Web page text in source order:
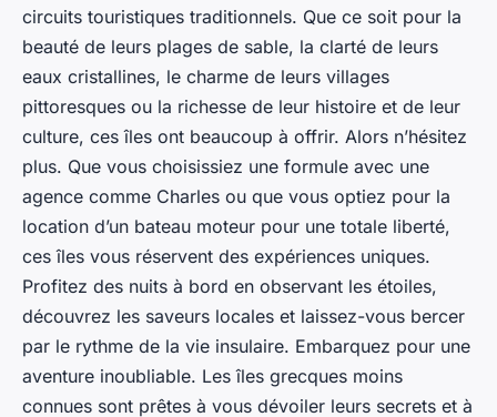
circuits touristiques traditionnels. Que ce soit pour la
beauté de leurs plages de sable, la clarté de leurs
eaux cristallines, le charme de leurs villages
pittoresques ou la richesse de leur histoire et de leur
culture, ces îles ont beaucoup à offrir. Alors n’hésitez
plus. Que vous choisissiez une formule avec une
agence comme Charles ou que vous optiez pour la
location d’un bateau moteur pour une totale liberté,
ces îles vous réservent des expériences uniques.
Profitez des nuits à bord en observant les étoiles,
découvrez les saveurs locales et laissez-vous bercer
par le rythme de la vie insulaire. Embarquez pour une
aventure inoubliable. Les îles grecques moins
connues sont prêtes à vous dévoiler leurs secrets et à